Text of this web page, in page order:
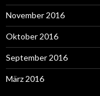
November 2016
Oktober 2016
September 2016
März 2016